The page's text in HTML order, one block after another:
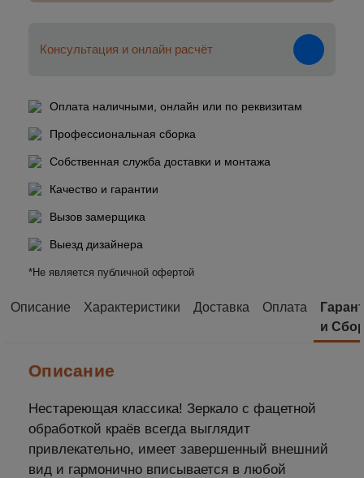
Консультация и онлайн расчёт
Оплата наличными, онлайн или по реквизитам
Профессиональная сборка
Собственная служба доставки и монтажа
Качество и гарантии
Вызов замерщика
Выезд дизайнера
*Не является публичной офертой
Описание Характеристики Доставка Оплата
и
Описание
Нестареющая классика! Зеркало с фацетной
обработкой краёв всегда выглядит
привлекательно, имеет завершенный внешний
вид и гармонично вписывается в любой